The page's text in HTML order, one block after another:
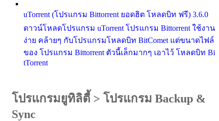
uTorrent (โปรแกรม Bittorrent ยอดฮิต โหลดบิท ฟรี) 3.6.0
ดาวน์โหลดโปรแกรม uTorrent โปรแกรม Bittorrent ใช้งาน
ง่าย คล้ายๆ กับโปรแกรมโหลดบิท BitComet แต่ขนาดไฟล์
ของ โปรแกรม Bittorrent ตัวนี้เล็กมากๆ เอาไว้ โหลดบิท Bi
tTorrent
โปรแกรมยูทิลิตี้ > โปรแกรม Backup &
Sync